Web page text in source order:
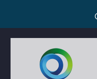
Accueil>